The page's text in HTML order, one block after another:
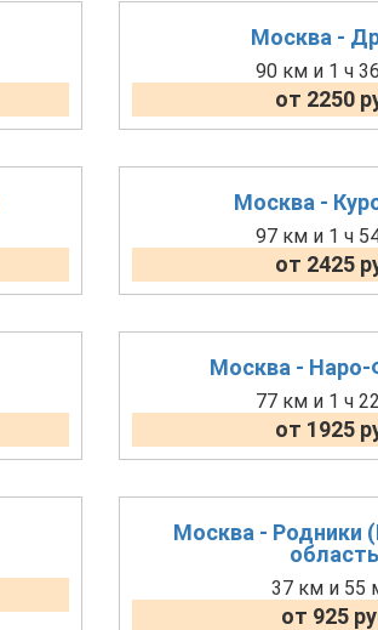
Москва -
90 км и 1 ч
от 2250
Москва -
97 км и 1 ч
от 2425
Москва -
77 км и 1 ч
от 1925
Москва - Родники
37 км и 55
от 925